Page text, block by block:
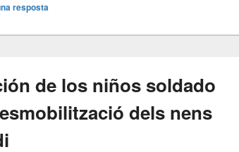
resposta
de los niños soldado
dels nens